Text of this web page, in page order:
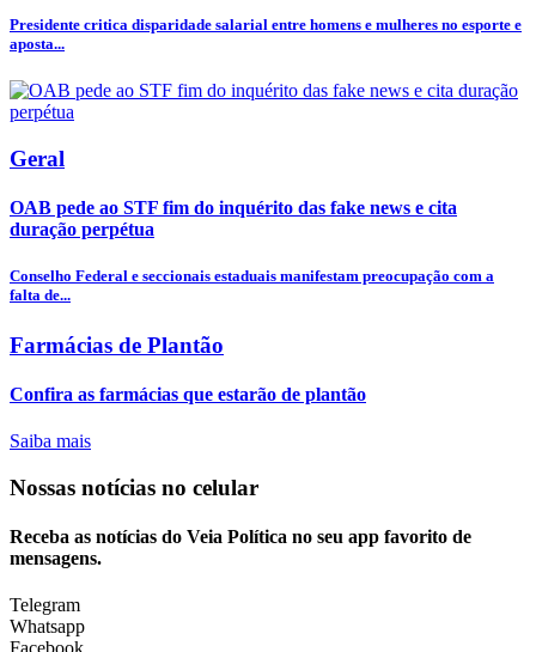
Presidente critica disparidade salarial entre homens e mulheres no esporte e
aposta...
Geral
OAB pede ao STF fim do inquérito das fake news e cita
duração perpétua
Conselho Federal e seccionais estaduais manifestam preocupação com a
falta de...
Farmácias de Plantão
Confira as farmácias que estarão de plantão
Saiba mais
Nossas notícias no celular
Receba as notícias do Veia Política no seu app favorito de
mensagens.
Telegram
Whatsapp